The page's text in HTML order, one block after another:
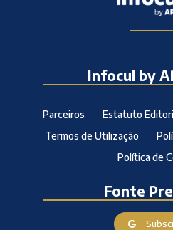
Infocul by
Parceiros Estatuto
Termos de Utilização
Política de
Fonte